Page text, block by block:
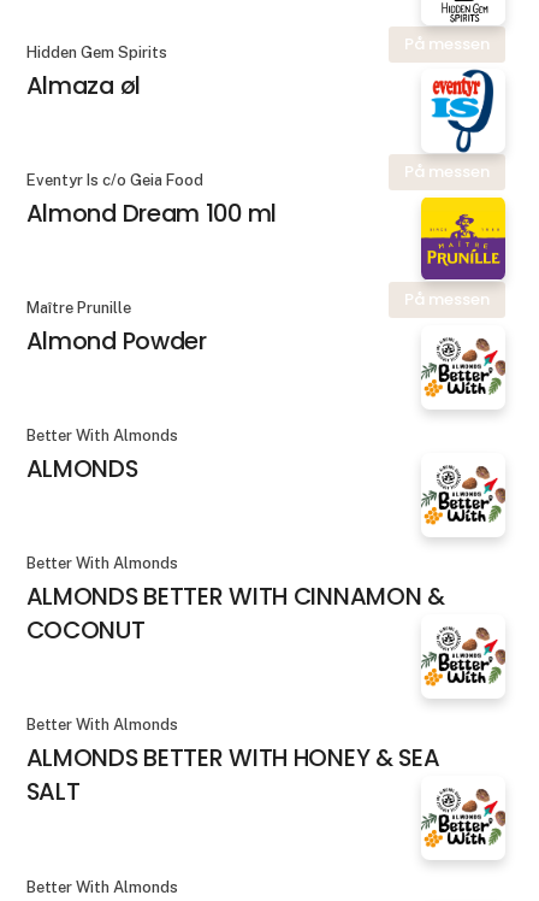
På messen
Hidden Gem Spirits
Almaza øl
På messen
Eventyr Is c/o Geia Food
Almond Dream 100 ml
På messen
Maître Prunille
Almond Powder
Better With Almonds
ALMONDS
Better With Almonds
ALMONDS BETTER WITH CINNAMON &
COCONUT
Better With Almonds
ALMONDS BETTER WITH HONEY & SEA
SALT
Better With Almonds